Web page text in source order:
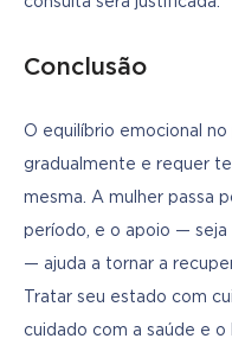
Conclusão
O equilíbrio emocional
gradualmente e requer
mesma. A mulher passa
período, e o apoio — seja
— ajuda a tornar a
Tratar seu estado com
cuidado com a saúde e